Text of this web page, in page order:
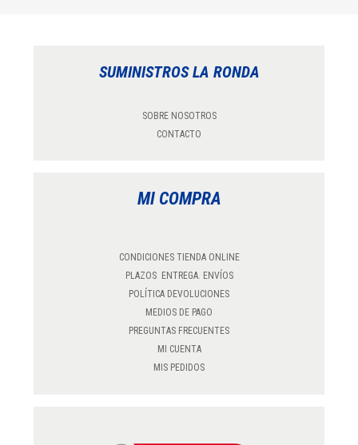
SUMINISTROS LA RONDA
SOBRE NOSOTROS
CONTACTO
MI COMPRA
CONDICIONES TIENDA ONLINE
PLAZOS ENTREGA. ENVÍOS
POLÍTICA DEVOLUCIONES
MEDIOS DE PAGO
PREGUNTAS FRECUENTES
MI CUENTA
MIS PEDIDOS